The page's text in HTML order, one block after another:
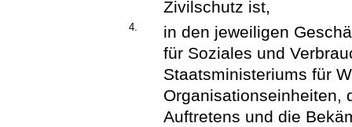
Zivilschutz ist,
4.
in den jeweiligen
für Soziales und
Staatsministeriums für
Organisationseinheiten,
Auftretens und die